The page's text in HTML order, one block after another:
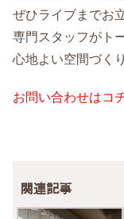
ぜひライブまでお
専門スタッフがト
心地よい空間づく
お問い合わせはコ
関連記事